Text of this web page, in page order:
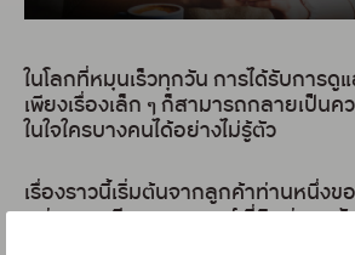
ในโลกที่หมุนเร็วทุกวัน การได้รับการดู
เพียงเรื่องเล็ก ๆ ก็สามารถกลายเป็น
ในใจใครบางคนได้อย่างไม่รู้ตัว
เรื่องราวนี้เริ่มต้นจากลูกค้าท่านหนึ่งข
กลุ่มกรุงศรี คอนซูมเมอร์ ที่ติดต่อมายั